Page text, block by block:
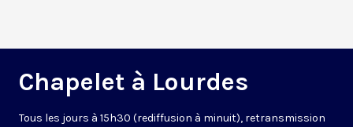
Chapelet à Lourdes
Tous les jours à 15h30 (rediffusion à minuit), retransmission